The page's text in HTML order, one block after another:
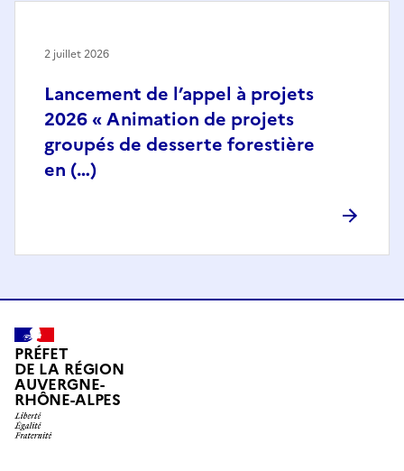
Lancement de l’appel à projets
2026 « Animation de projets
groupés de desserte forestière
en (…)
2 juillet 2026
PRÉFET
DE LA RÉGION
AUVERGNE-
RHÔNE-ALPES